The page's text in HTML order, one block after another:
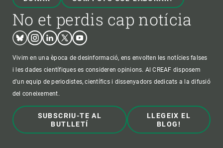
No et perdis cap notícia
BlueskyInstagram
LinkedinTwitterYoutube
Vivim en una època de desinformació, ens envolten les notícies falses
i les dades científiques es consideren opinions. Al CREAF disposem
d'un equip de periodistes, científics i dissenyadors dedicats a la difusió
del coneixement.
SUBSCRIU-TE AL
BUTLLETÍ
LLEGEIX EL
BLOG!